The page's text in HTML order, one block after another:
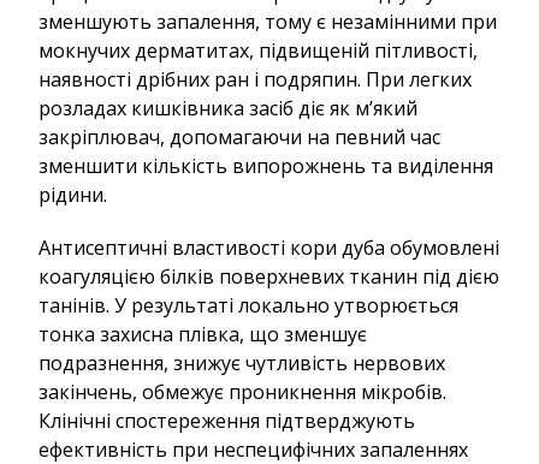
зменшують запалення, тому є незамінними при
мокнучих дерматитах, підвищеній пітливості,
наявності дрібних ран і подряпин. При легких
розладах кишківника засіб діє як м’який
закріплювач, допомагаючи на певний час
зменшити кількість випорожнень та виділення
рідини.
Антисептичні властивості кори дуба обумовлені
коагуляцією білків поверхневих тканин під дією
танінів. У результаті локально утворюється
тонка захисна плівка, що зменшує
подразнення, знижує чутливість нервових
закінчень, обмежує проникнення мікробів.
Клінічні спостереження підтверджують
ефективність при неспецифічних запаленнях